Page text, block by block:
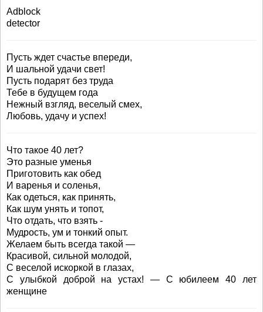
Adblock
detector
Пусть ждет счастье впереди,
И шальной удачи свет!
Пусть подарят без труда
Тебе в будущем года
Нежный взгляд, веселый смех,
Любовь, удачу и успех!
Что такое 40 лет?
Это разные уменья
Приготовить как обед
И варенья и соленья,
Как одеться, как принять,
Как шум унять и топот,
Что отдать, что взять -
Мудрость, ум и тонкий опыт.
Желаем быть всегда такой —
Красивой, сильной молодой,
С веселой искоркой в глазах,
С улыбкой доброй на устах! — С юбилеем 40 лет
женщине